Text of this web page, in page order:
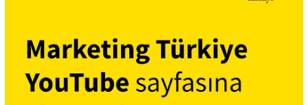
Dergiler
Etkinlikler